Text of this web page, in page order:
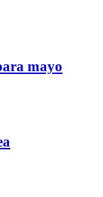
mayo